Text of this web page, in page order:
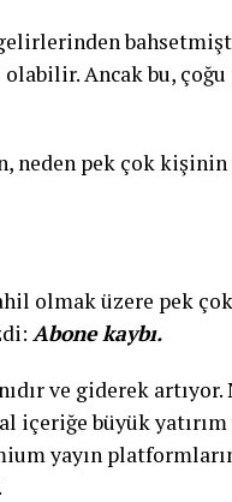
Ancak bu, çoğu
neden pek çok
olmak üzere pek
Abone kaybı.
ve giderek artıyor.
büyük yatırım
yayın